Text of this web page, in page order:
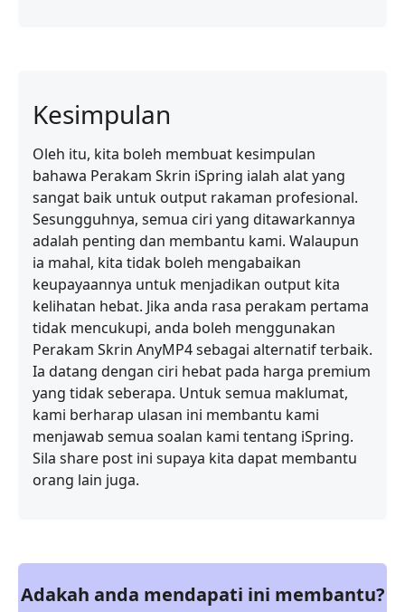
Kesimpulan
Oleh itu, kita boleh membuat kesimpulan
bahawa Perakam Skrin iSpring ialah alat yang
sangat baik untuk output rakaman profesional.
Sesungguhnya, semua ciri yang ditawarkannya
adalah penting dan membantu kami. Walaupun
ia mahal, kita tidak boleh mengabaikan
keupayaannya untuk menjadikan output kita
kelihatan hebat. Jika anda rasa perakam pertama
tidak mencukupi, anda boleh menggunakan
Perakam Skrin AnyMP4 sebagai alternatif terbaik.
Ia datang dengan ciri hebat pada harga premium
yang tidak seberapa. Untuk semua maklumat,
kami berharap ulasan ini membantu kami
menjawab semua soalan kami tentang iSpring.
Sila share post ini supaya kita dapat membantu
orang lain juga.
Adakah anda mendapati ini membantu?